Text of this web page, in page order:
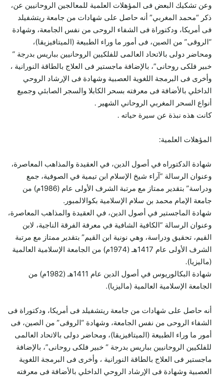
وعن تشكيك البعض فى المؤهلات العلمية للمعالجين الروحانيين عن،
ذكر “محمد المغربي” أنه حاصل على شهادات من جامعة ريتشفيلد
فى أمريكا، ودكتوراة فى الشفاء الروحى من نفس الجامعة، وشهادة
“الروقى” من الصين، فى أمور ما وراء الطبيعة (الميتافيزيقا)،
ومحاضر دولى بالاتحاد العالمى للفلكيين الروحانيين بباريس بدرجة “
خبير فلكى روحانى”، بالإضافة ماجستير فى العلاج بالطاقة النورانية ،
وأخرى فى البرمجة اللغوية العصبية وشهادة فى الإرشاد الروحي
الداخلي بالأضافة فى معرفته بسحر الكابلا والسجر الصابئي وجميع
أنواع السحر المغربي الروحاني الشهير .
كانت هذه نبذة عن سيرة حياته .
المؤهلات العلمية:
شهادة الدكتوراه في أصول الدين، في العقيدة والمذاهب المعاصرة،
وعنوان الرسالة “آراء شيخ الإسلام ابن تيمية في الصوفية، جمع
ودراسة” بتقدير ممتاز مع مرتبة الشرف الأولى عام (1986م) من
جامعة الإمام محمد بن سلام الإسلامية بكوالالمبور.
شهادة الماجستير في أصول الدين، في العقيدة والمذاهب المعاصرة،
وعنوان الرسالة “الكافية الشافية في معرفة الفرقة الناجية، لابن
القيم، تحقيق ودراسة، وهي نونية ابن القيم” بتقدير ممتاز مع مرتبة
الشرف الأولى عام 1417هـ (1974م) من الجامعة الإسلامية العالمية
(ماليزيا).
شهادة البكالوريوس في أصول الدين عام 1411هـ (1982م) من
الجامعة الإسلامية العالمية (ماليزيا).
أنه حاصل على شهادات من جامعة ريتشفيلد فى أمريكا، ودكتوراة فى
الشفاء الروحى من نفس الجامعة، وشهادة “الروقى” من الصين، فى
أمور ما وراء الطبيعة (الميتافيزيقا)، ومحاضر دولى بالاتحاد العالمى
للفلكيين الروحانيين بباريس بدرجة “ خبير فلكى روحانى”، بالإضافة
ماجستير فى العلاج بالطاقة النورانية ، وأخرى فى البرمجة اللغوية
العصبية وشهادة فى الإرشاد الروحي الداخلي بالأضافة فى معرفته